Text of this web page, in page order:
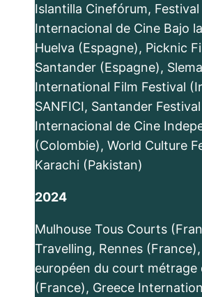
Islantilla Cinefórum, Festival
Internacional de Cine Bajo
Huelva (Espagne), Picknic
Santander (Espagne),
International Film Festival
SANFICI, Santander Festival
Internacional de Cine
(Colombie), World Culture
Karachi (Pakistan)
2024
Mulhouse Tous Courts
Travelling, Rennes
européen du court métrage
(France), Greece